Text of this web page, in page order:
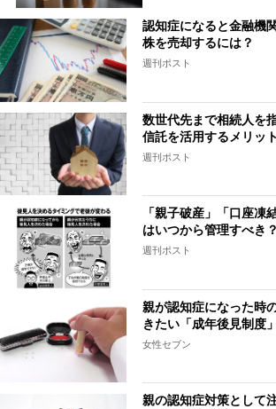
認知症になると金融機
株を売却するには？
週刊ポスト
数世代先まで相続人を
信託を活用するメリット
週刊ポスト
「親子破産」「口座
はいつから管理すべき？
週刊ポスト
親が認知症になった時
きたい「成年後見制度」
女性セブン
親の認知症対策として